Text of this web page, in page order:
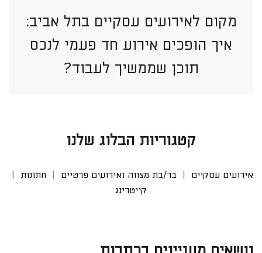
מקום לאירועים עסקיים בתל אביב:
איך הופכים אירוע חד פעמי לנכס
תוכן שממשיך לעבוד?
קטגוריות הבלוג שלנו
אירועים עסקיים בר/בת מצווה ואירועים פרטיים
חתונות
קייטרינג